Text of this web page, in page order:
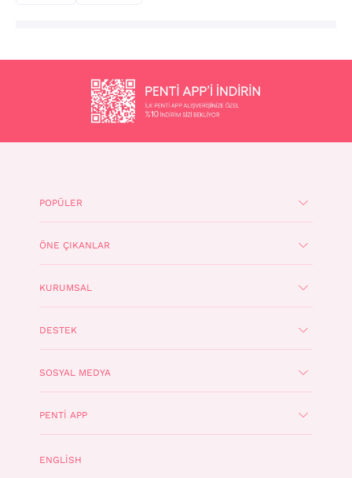
POPÜLER
ÖNE ÇIKANLAR
KURUMSAL
DESTEK
SOSYAL MEDYA
PENTI APP
ENGLISH